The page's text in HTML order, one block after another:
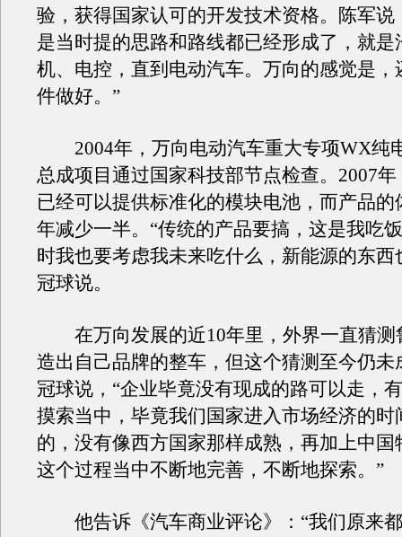
验，获得国家认可的开发技术资格。陈军说
是当时提的思路和路线都已经形成了，就是
机、电控，直到电动汽车。万向的感觉是，
件做好。”
2004年，万向电动汽车重大专项WX纯
总成项目通过国家科技部节点检查。2007
已经可以提供标准化的模块电池，而产品的
年减少一半。“传统的产品要搞，这是我吃
时我也要考虑我未来吃什么，新能源的东西
冠球说。
在万向发展的近10年里，外界一直猜测
造出自己品牌的整车，但这个猜测至今仍未
冠球说，“企业毕竟没有现成的路可以走，
摸索当中，毕竟我们国家进入市场经济的时
的，没有像西方国家那样成熟，再加上中国
这个过程当中不断地完善，不断地探索。”
他告诉《汽车商业评论》：“我们原来